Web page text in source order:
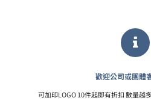
歡迎公司或團體
可加印LOGO 10件起即有折扣 數量越